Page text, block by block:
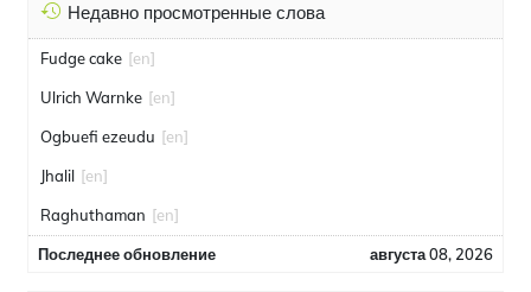
Недавно просмотренные слова
Fudge cake [en]
Ulrich Warnke [en]
Ogbuefi ezeudu [en]
Jhalil [en]
Raghuthaman [en]
Последнее обновление августа 08, 2026